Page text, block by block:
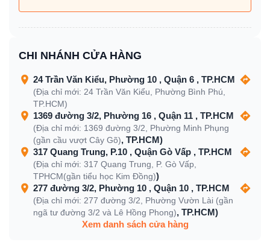
CHI NHÁNH CỬA HÀNG
24 Trần Văn Kiểu, Phường 10 , Quận 6 , TP.HCM
(Địa chỉ mới: 24 Trần Văn Kiểu, Phường Bình Phú,
TP.HCM)
1369 đường 3/2, Phường 16 , Quận 11 , TP.HCM
(Địa chỉ mới: 1369 đường 3/2, Phường Minh Phụng
(gần cầu vượt Cây Gõ), TP.HCM)
317 Quang Trung, P.10 , Quận Gò Vấp , TP.HCM
(Địa chỉ mới: 317 Quang Trung, P. Gò Vấp,
TPHCM(gần tiểu học Kim Đồng))
277 đường 3/2, Phường 10 , Quận 10 , TP.HCM
(Địa chỉ mới: 277 đường 3/2, Phường Vườn Lài (gần
ngã tư đường 3/2 và Lê Hồng Phong), TP.HCM)
Xem danh sách cửa hàng